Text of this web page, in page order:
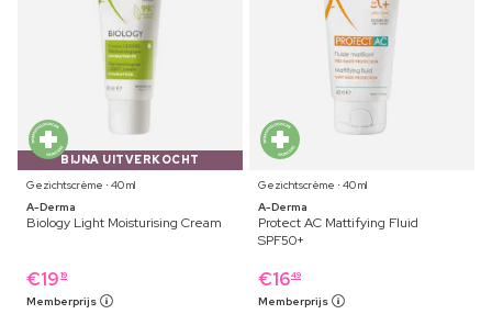
BIJNA UITVERKOCHT
Gezichtscrème ⋅ 40 ml
A-Derma
Biology Light Moisturising Cream
€19 19
Memberprijs
Gezichtscrème ⋅ 40 ml
A-Derma
Protect AC Mattifying Fluid
SPF50+
€1649
Memberprijs